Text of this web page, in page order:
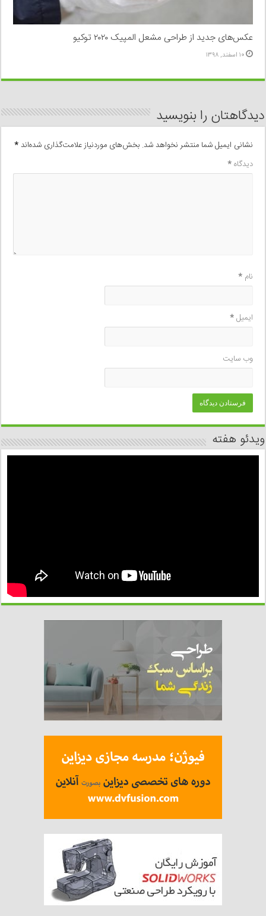
عکس‌های جدید از طراحی مشعل المپیک ۲۰۲۰ توکیو
۱۰ اسفند, ۱۳۹۸
دیدگاهتان را بنویسید
نشانی ایمیل شما منتشر نخواهد شد. بخش‌های موردنیاز علامت‌گذاری شده‌اند*
دیدگاه*
نام*
ایمیل*
وب‌ سایت
ویدئو هفته